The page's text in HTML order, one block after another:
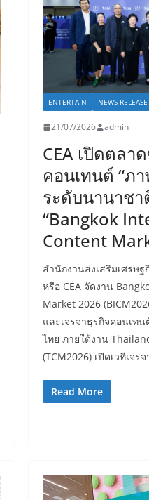
ENTERTAIN NEWS RELEASE
21/07/2026 admin
CEA เปิดตลา
คอนเทนต์ “ภ
ระดับนานาชา
“Bangkok
Content
สำนักงานส่งเสริมเศรษ
หรือ CEA จัดงาน
Market 2026
และเจรจาธุรกิจคอนเท
ไทย ภายใต้งาน
(TCM2026) เปิดเวทีเจร
Read More